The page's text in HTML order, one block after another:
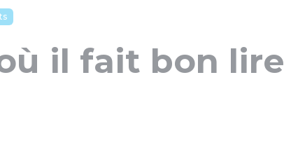
il fait bon lire